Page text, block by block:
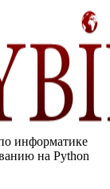
информатике
на Python